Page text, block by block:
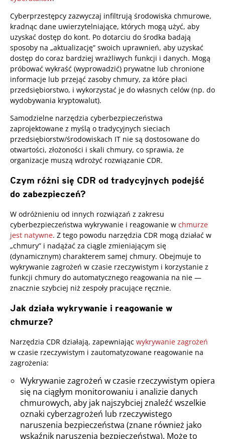
Cyberprzestępcy zazwyczaj infiltrują środowiska chmurowe,
kradnąc dane uwierzytelniające, których mogą użyć, aby
uzyskać dostęp do kont. Po dotarciu do środka badają
sposoby na „aktualizację” swoich uprawnień, aby uzyskać
dostęp do coraz bardziej wrażliwych funkcji i danych. Mogą
próbować wykraść (wyprowadzić) prywatne lub chronione
informacje lub przejąć zasoby chmury, za które płaci
przedsiębiorstwo, i wykorzystać je do własnych celów (np. do
wydobywania kryptowalut).
Samodzielne narzędzia cyberbezpieczeństwa
zaprojektowane z myślą o tradycyjnych sieciach
przedsiębiorstw/środowiskach IT nie są dostosowane do
otwartości, złożoności i skali chmury, co sprawia, że
organizacje muszą wdrożyć rozwiązanie CDR.
Czym różni się CDR od tradycyjnych podejść
do zabezpieczeń?
W odróżnieniu od innych rozwiązań z zakresu
cyberbezpieczeństwa wykrywanie i reagowanie w chmurze
jest natywne. Z tego powodu narzędzia CDR mogą działać w
„chmury” i nadążać za ciągle zmieniającym się
(dynamicznym) charakterem samej chmury. Obejmuje to
wykrywanie zagrożeń w czasie rzeczywistym i korzystanie z
funkcji chmury do automatycznego reagowania na nie —
znacznie szybciej niż zespoły pracujące ręcznie.
Jak działa wykrywanie i reagowanie w
chmurze?
Narzędzia CDR działają, zapewniając wykrywanie zagrożeń
w czasie rzeczywistym i zautomatyzowane reagowanie na
zagrożenia:
Wykrywanie zagrożeń w czasie rzeczywistym opiera
się na ciągłym monitorowaniu i analizie danych
chmurowych, aby jak najszybciej znaleźć wszelkie
oznaki cyberzagrożeń lub rzeczywistego
naruszenia bezpieczeństwa (znane również jako
wskaźnik naruszenia bezpieczeństwa). Może to